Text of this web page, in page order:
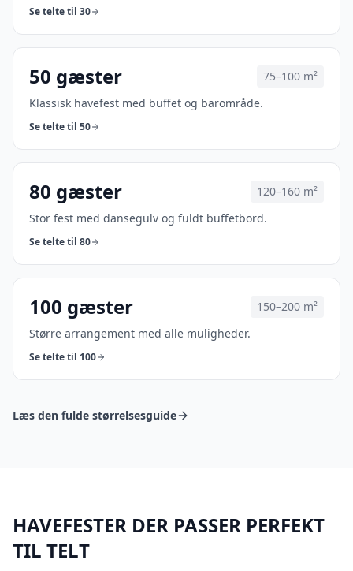
Se telte til 30
50 gæster
75–100 m²
Klassisk havefest med buffet og barområde.
Se telte til 50
80 gæster
120–160 m²
Stor fest med dansegulv og fuldt buffetbord.
Se telte til 80
100 gæster
150–200 m²
Større arrangement med alle muligheder.
Se telte til 100
Læs den fulde størrelsesguide
HAVEFESTER DER PASSER PERFEKT
TIL TELT